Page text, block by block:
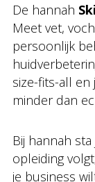
De hannah
Meet vet,
persoonlijk
size-fits-all
minder dan
Bij hannah
opleiding
je business